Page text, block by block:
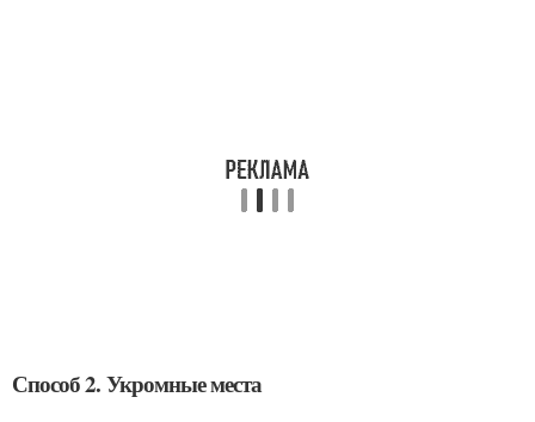
Способ 2. Укромные места